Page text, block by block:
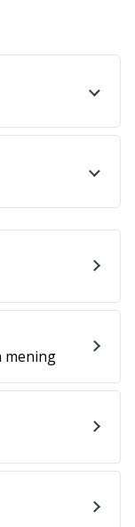
mening